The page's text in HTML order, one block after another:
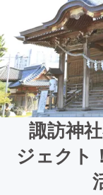
諏訪神
ジェクト